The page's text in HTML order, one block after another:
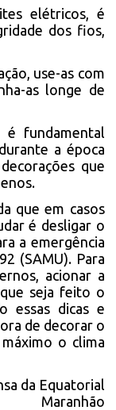
elétricos, é
dos fios,
use-as com
as longe de
é fundamental
a época
que
que em casos
é desligar o
a emergência
(SAMU). Para
acionar a
seja feito o
essas dicas e
de decorar o
o clima
da Equatorial
Maranhão